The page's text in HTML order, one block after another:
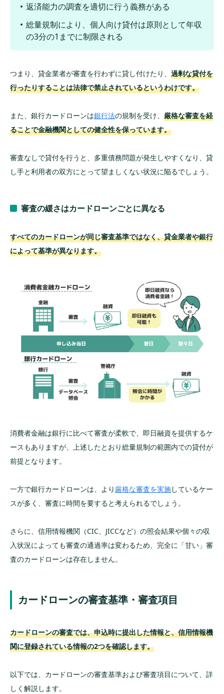
カードローンの審査に申込む際の注意点は？
事前に返済シミュレーションしておく
SNSやWeb掲示板の個人間融資は利用しない
カードローンの審査に関するよくある質問
まとめ｜審査の甘いカードローンはない！少
しでも審査に通りやすい借入先を探そう
返済能力の調査を適切に行う義務がある
総量規制により、個人向け貸付は原則として年収
の3分の1までに制限される
つまり、貸金業者が審査を行わずに貸し付けたり、 過剰な貸付を
行ったりすることは法律で禁止されているというわけです。
また、銀行カードローンは銀行法の規制を受け、 厳格な審査を経
ることで金融機関としての健全性を保っています。
審査なしで貸付を行うと、多重債務問題が発生しやすくなり、貸
し手と利用者の双方にとって望ましくない状況に陥るでしょう。
審査の緩さはカードローンごとに異なる
すべてのカードローンが同じ審査基準ではなく、貸金業者や銀行
によって基準が異なります。
消費者金融は銀行に比べて審査が柔軟で、即日融資を提供するケ
ースもありますが、上述したとおり総量規制の範囲内での貸付が
前提となります。
一方で銀行カードローンは、より 厳格な審査を実施しているケー
スが多く、審査に時間を要すると考えられるでしょう。
さらに、信用情報機関（CIC、JICCなど）の照会結果や個々の収
入状況によっても審査の通過率は変わるため、完全に「甘い」審
査のカードローンは存在しません。
カードローンの審査基準・審査項目
カードローンの審査では、申込時に提出した情報と、信用情報機
関に登録されている情報の2つを確認します。
以下では、カードローンの審査基準および審査項目について、詳
しく解説します。